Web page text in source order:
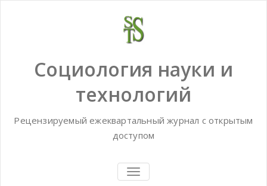
Социология науки и
технологий
Рецензируемый ежеквартальный журнал с открытым
доступом
TOGGLE
NAVIGATION